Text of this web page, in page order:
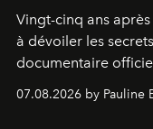
Vingt-cinq ans après
à dévoiler les
documentaire
générationnel.
07.08.2026 by Pauline